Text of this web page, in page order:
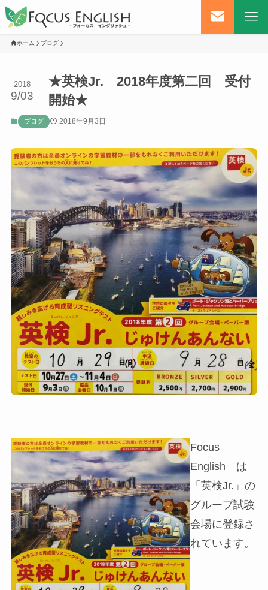
ホーム ブログ
★英検Jr. 2018年度第二回 受付
開始★
2018
9/03
ブログ 2018年9月3日
Focus
English は
「英検Jr.」の
グループ試験
会場に登録さ
れています。